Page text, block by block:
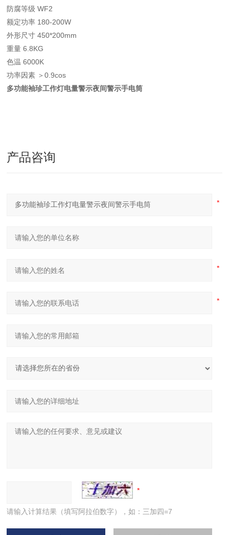
防腐等级 WF2
额定功率 180-200W
外形尺寸 450*200mm
重量 6.8KG
色温 6000K
功率因素 ＞0.9cos
多功能袖珍工作灯电量警示夜间警示手电筒
产品咨询
请输入计算结果（填写阿拉伯数字），如：三加四=7